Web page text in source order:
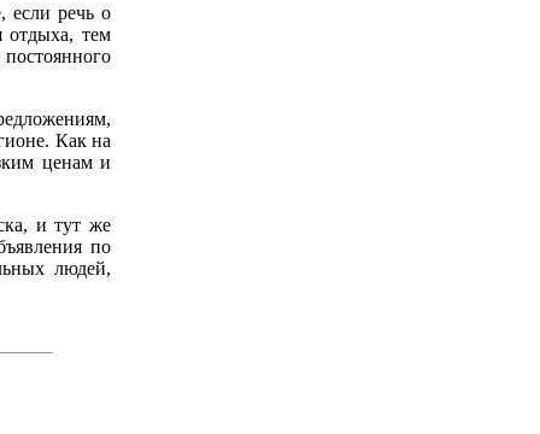
если речь о
отдыха, тем
Как на
ценам и
и тут же
по
людей,